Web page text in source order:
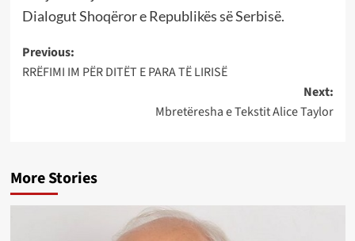
Dialogut Shoqëror e Republikës së Serbisë.
Post
navigation
Previous:
RRËFIMI IM PËR DITËT E PARA TË LIRISË
Next:
Mbretëresha e Tekstit Alice Taylor
More Stories